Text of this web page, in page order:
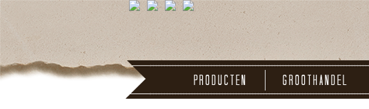
Producten Groothandel